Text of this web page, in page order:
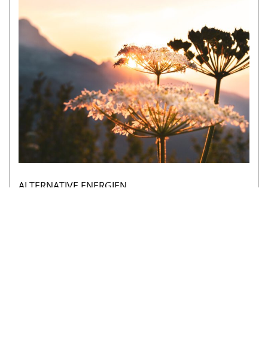
ALTERNATIVE ENERGIEN